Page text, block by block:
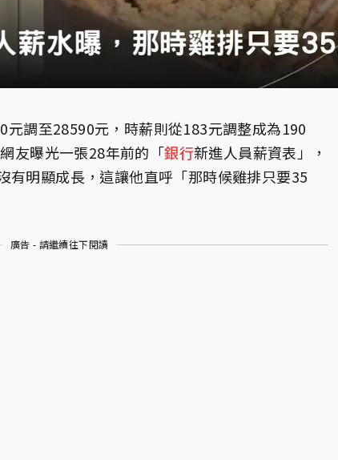
元調至28590元，時薪則從183元調整成為190
友曝光一張28年前的「銀行新進人員薪資表」，
有明顯成長，這讓他直呼「那時候雞排只要35
廣告 - 請繼續往下閱讀